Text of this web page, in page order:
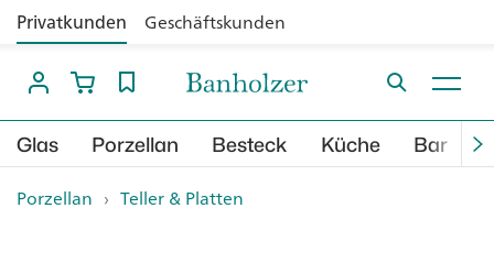
Privatkunden Geschäftskunden
Glas Porzellan Besteck Küche Bar
Porzellan › Teller & Platten